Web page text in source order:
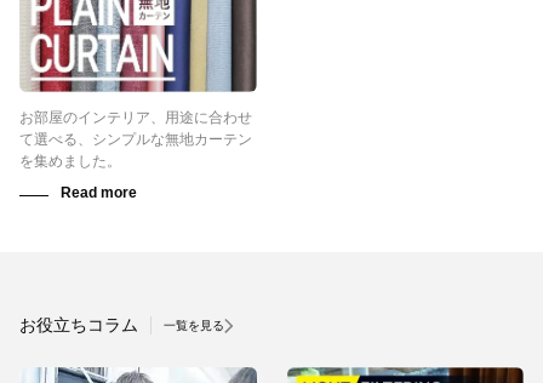
お部屋のインテリア、用途に合わせ
て選べる、シンプルな無地カーテン
を集めました。
お役立ちコラム 一覧を見る